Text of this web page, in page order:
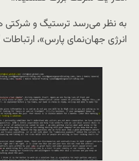
به نظر می‌رسد ترستیگ و شرکتی
انرژی جهان‌نمای پارس»،